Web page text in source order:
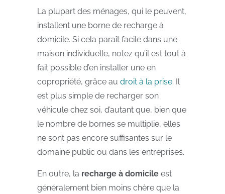
La plupart des ménages, qui le peuvent,
installent une borne de recharge à
domicile. Si cela paraît facile dans une
maison individuelle, notez qu’il est tout à
fait possible d’en installer une en
copropriété, grâce au droit à la prise. Il
est plus simple de recharger son
véhicule chez soi, d’autant que, bien que
le nombre de bornes se multiplie, elles
ne sont pas encore suffisantes sur le
domaine public ou dans les entreprises.
En outre, la recharge à domicile est
généralement bien moins chère que la